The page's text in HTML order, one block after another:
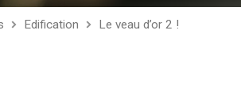
Edification Le veau d’or 2 !